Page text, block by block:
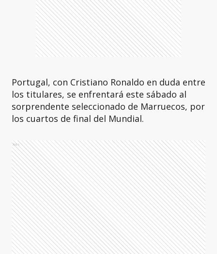
Portugal, con Cristiano Ronaldo en duda entre
los titulares, se enfrentará este sábado al
sorprendente seleccionado de Marruecos, por
los cuartos de final del Mundial.
Ads